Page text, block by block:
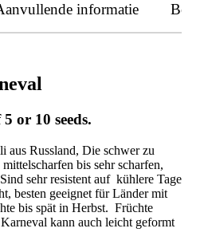
informatie
or 10 seeds.
aus Russland, Die schwer zu
bis sehr scharfen,
sehr resistent auf kühlere Tage
besten geeignet für Länder mit
bis spät in Herbst. Früchte
kann auch leicht geformt